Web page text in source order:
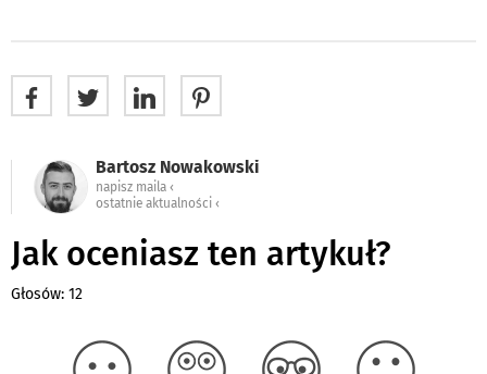
Bartosz Nowakowski
napisz maila ‹
ostatnie aktualności ‹
Jak oceniasz ten artykuł?
Głosów: 12